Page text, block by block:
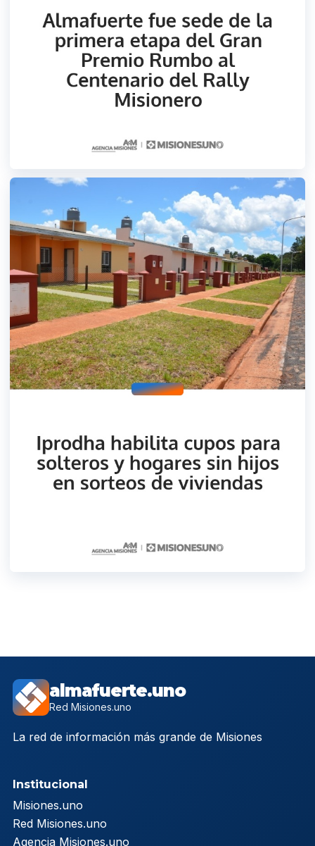
almafuerte.uno
Red Misiones.uno
La red de información más grande de Misiones
Institucional
Misiones.uno
Red Misiones.uno
Agencia Misiones.uno